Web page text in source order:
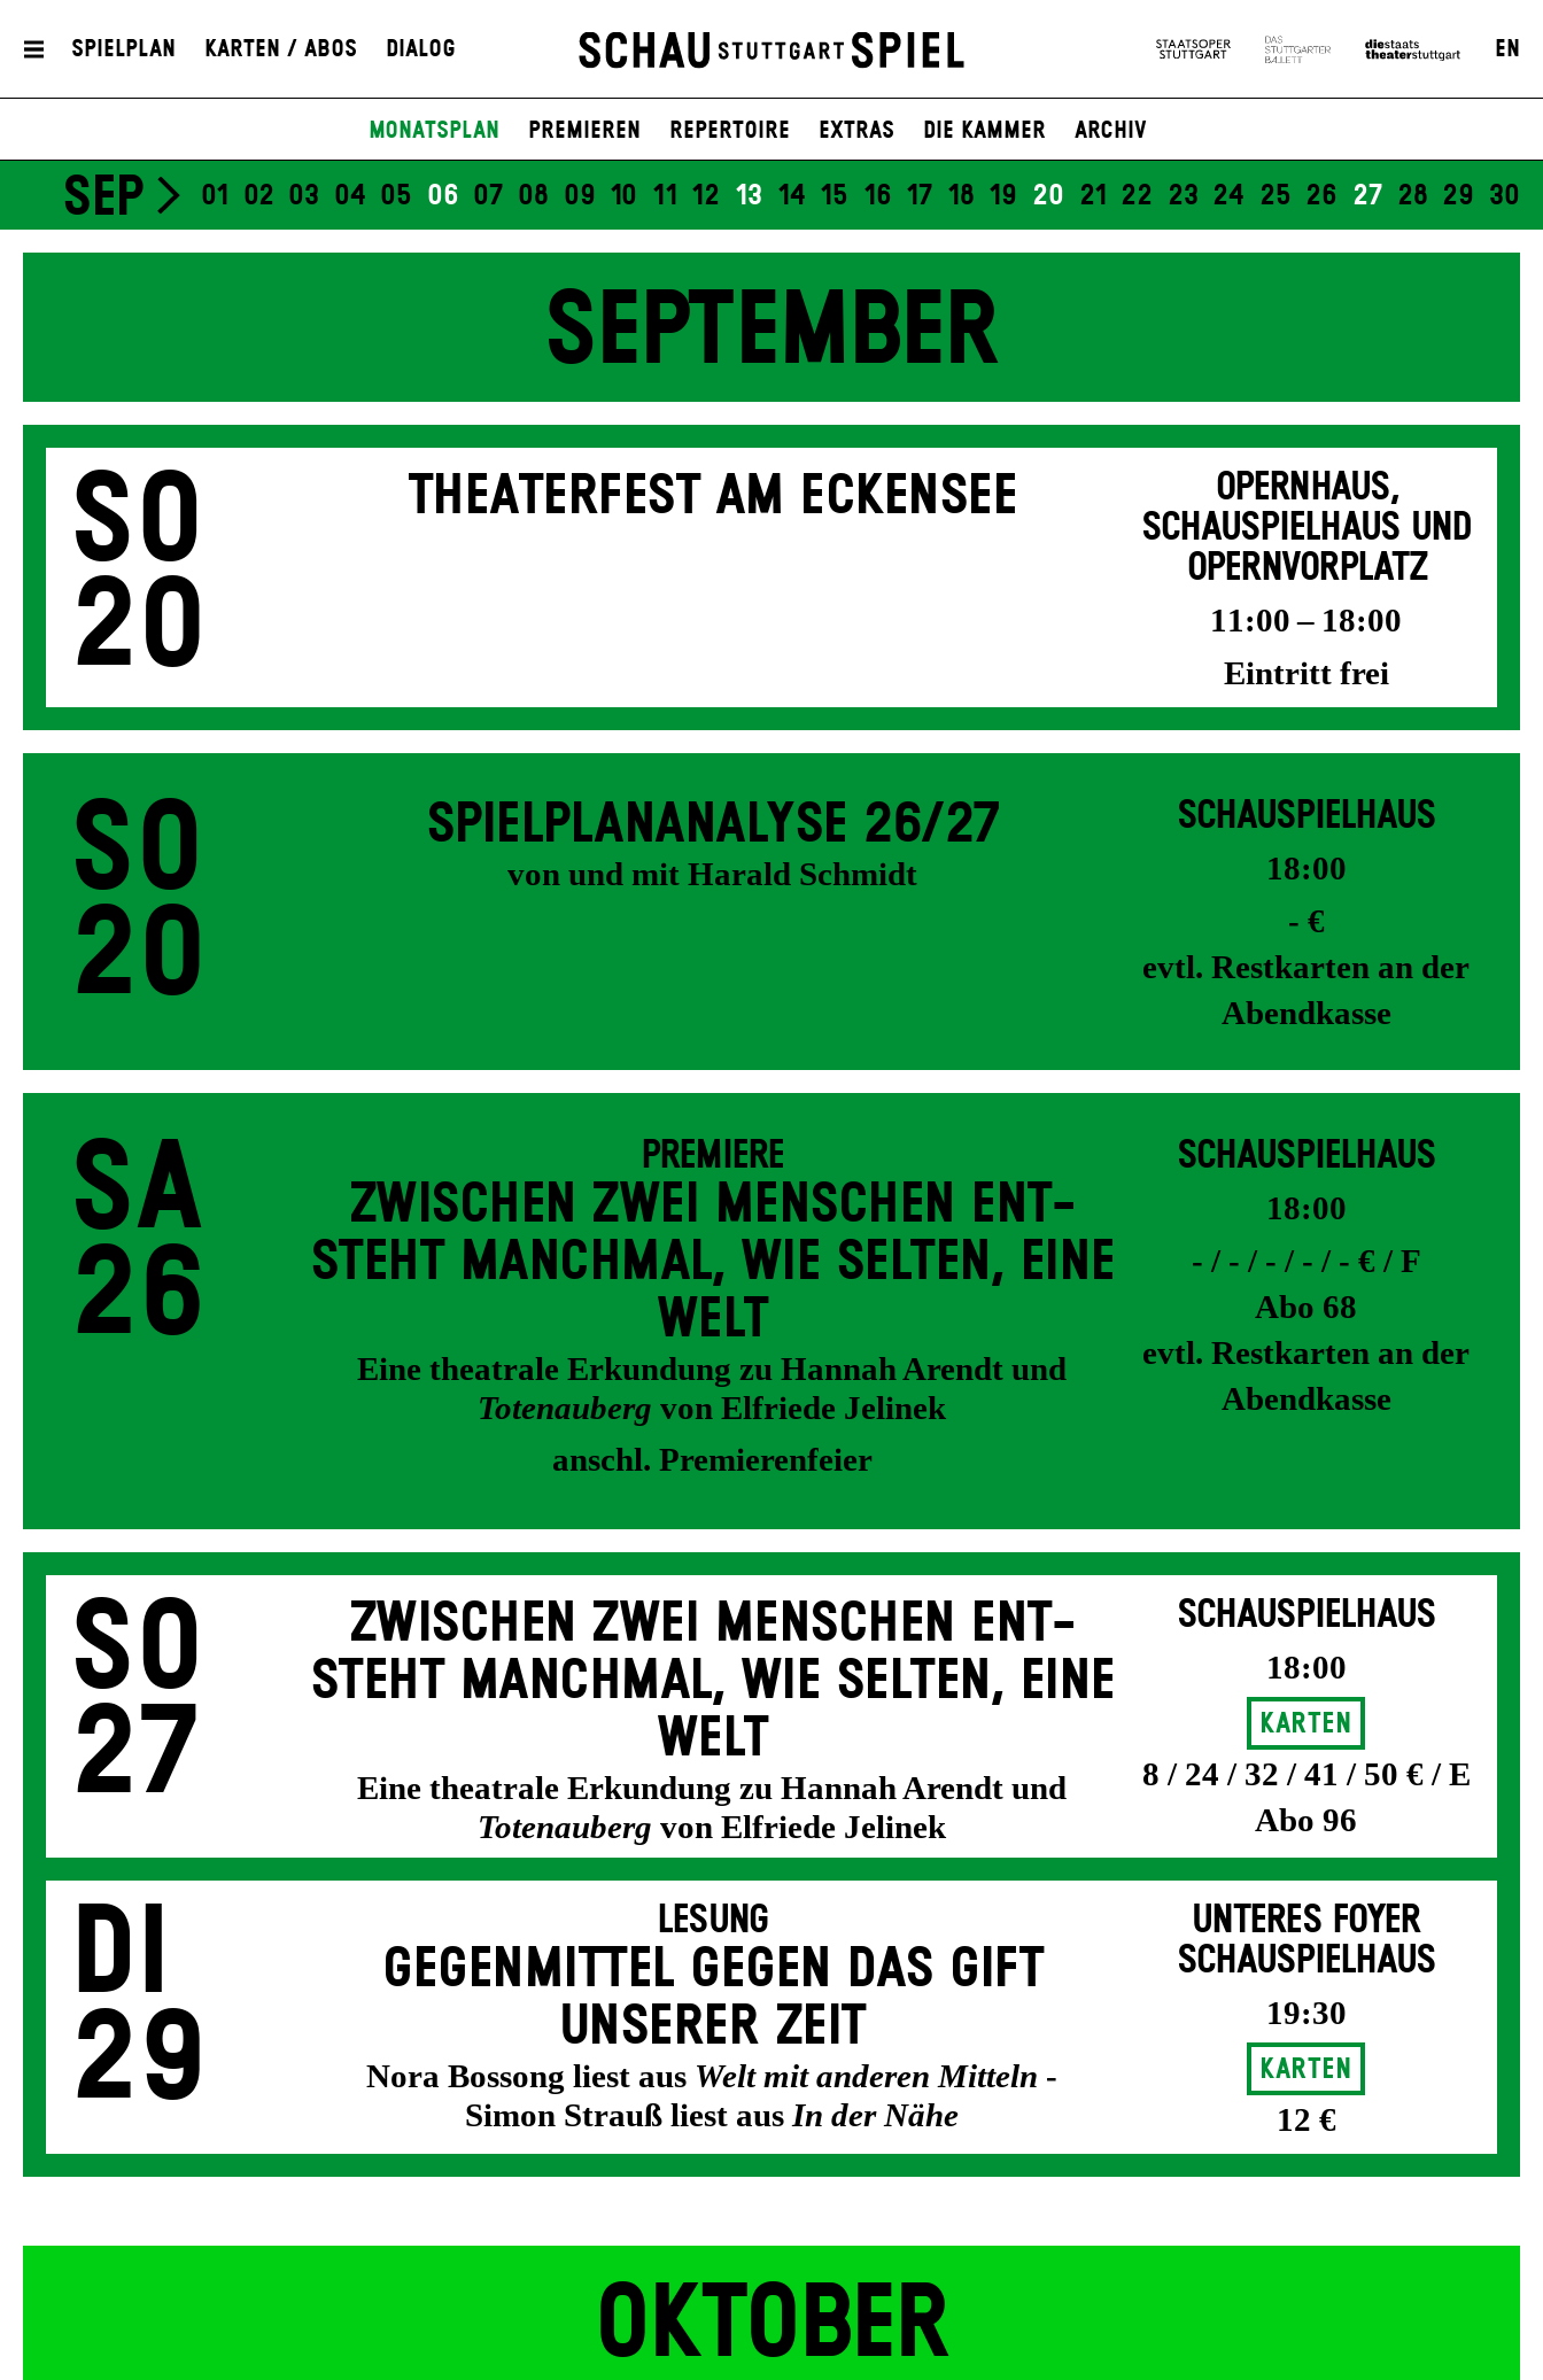
Spielplan Karten / Abos Dialog EN
Monatsplan Premieren Repertoire Extras Die Kammer Archiv
SEP 01 02 03 04 05 06 07 08 09 10 11 12 13 14 15 16 17 18 19 20 21 22 23 24 25 26 27 28 29 30
SEPTEMBER
So
20
THEATERFEST AM ECKENSEE
OPERNHAUS,
SCHAUSPIELHAUS UND
OPERNVORPLATZ
11:00 – 18:00
Eintritt frei
So
20
SPIEL­PLAN­ANALYSE 26/27
von und mit Harald Schmidt
SCHAUSPIELHAUS
18:00
- €
evtl. Restkarten an der
Abendkasse
Sa
26
PREMIERE
ZWISCHEN ZWEI MENSCHEN ENT­
STEHT MANCH­MAL, WIE SELTEN, EINE
WELT
Eine theatrale Erkundung zu Hannah Arendt und
Totenauberg von Elfriede Jelinek
anschl. Premierenfeier
SCHAUSPIELHAUS
18:00
- / - / - / - / - € / F
Abo 68
evtl. Restkarten an der
Abendkasse
So
27
ZWISCHEN ZWEI MENSCHEN ENT­
STEHT MANCH­MAL, WIE SELTEN, EINE
WELT
Eine theatrale Erkundung zu Hannah Arendt und
Totenauberg von Elfriede Jelinek
SCHAUSPIELHAUS
18:00
Karten
8 / 24 / 32 / 41 / 50 € / E
Abo 96
Di
29
LESUNG
GEGEN­MITTEL GEGEN DAS GIFT
UNSERER ZEIT
Nora Bossong liest aus Welt mit anderen Mitteln -
Simon Strauß liest ausIn der Nähe
UNTERES FOYER
SCHAUSPIELHAUS
19:30
Karten
12 €
OKTOBER